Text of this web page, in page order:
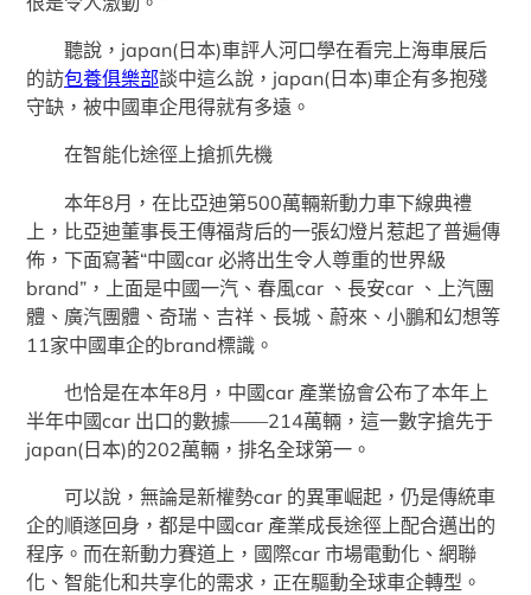
聽說，japan(日本)車評人河口學在看完上海車展后
的訪包養俱樂部談中這么說，japan(日本)車企有多抱殘
守缺，被中國車企甩得就有多遠。
在智能化途徑上搶抓先機
本年8月，在比亞迪第500萬輛新動力車下線典禮
上，比亞迪董事長王傳福背后的一張幻燈片惹起了普遍傳
佈，下面寫著“中國car 必將出生令人尊重的世界級
brand”，上面是中國一汽、春風car 、長安car 、上汽團
體、廣汽團體、奇瑞、吉祥、長城、蔚來、小鵬和幻想等
11家中國車企的brand標識。
也恰是在本年8月，中國car 產業協會公布了本年上
半年中國car 出口的數據——214萬輛，這一數字搶先于
japan(日本)的202萬輛，排名全球第一。
可以說，無論是新權勢car 的異軍崛起，仍是傳統車
企的順遂回身，都是中國car 產業成長途徑上配合邁出的
程序。而在新動力賽道上，國際car 市場電動化、網聯
化、智能化和共享化的需求，正在驅動全球車企轉型。